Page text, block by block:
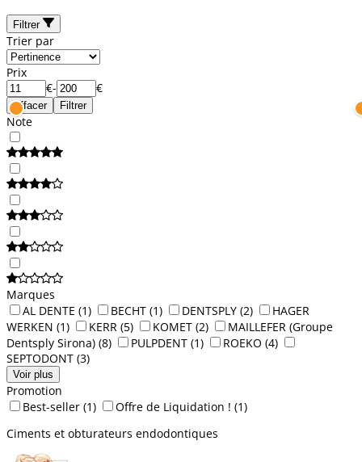
Filtrer
Trier par
Prix
€- €
Effacer Filtrer
Note
Marques
AL DENTE (1) BECHT (1) DENTSPLY (2)
HAGER
WERKEN (1) KERR (5) KOMET (2)
MAILLEFER (Groupe
Dentsply Sirona) (8) PULPDENT (1) ROEKO (4)
SEPTODONT (3)
Voir plus
Promotion
Best-seller (1) Offre de Liquidation ! (1)
Ciments et obturateurs endodontiques